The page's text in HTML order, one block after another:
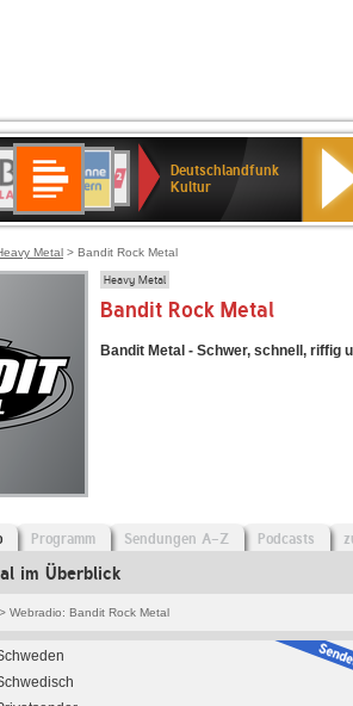
Deutschlandfunk
80er
90er
OLDIE
ANTENNE
SWR3
Deutschlandfunk
Kultur
ANTENNE
BAYERN
SWR
Kultur
NDR
2
Deutschlandfunk
Kultur
Metal > Bandit Rock Metal
Heavy Metal
Bandit Rock Metal
Bandit Metal - Schwer, schnell, riffig
Programm Sendungen A-Z Podcasts
im Überblick
> Webradio: Bandit Rock Metal